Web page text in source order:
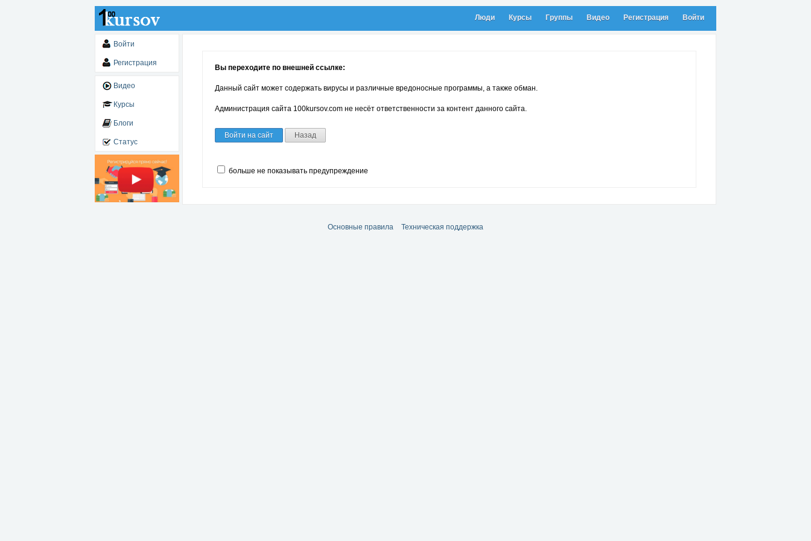
Люди Курсы Группы Видео Регистрация Войти
Войти
Регистрация
Видео
Курсы
Блоги
Статус
Вы переходите по внешней ссылке:
Данный сайт может содержать вирусы и различные вредоносные программы, а также обман.
Администрация сайта 100kursov.com не несёт ответственности за контент данного сайта.
Войти на сайт Назад
больше не показывать предупреждение
Основные правила Техническая поддержка